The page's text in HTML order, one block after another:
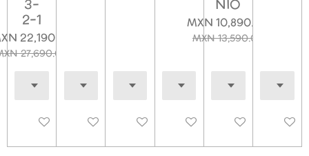
3-
2-1
22,190.00
27,690.00
DeshabilitadoDeshabilitadoDeshabilitadoDeshabilitado
NIO
MXN 10,890.00
MXN 13,590.00
Deshabilitado